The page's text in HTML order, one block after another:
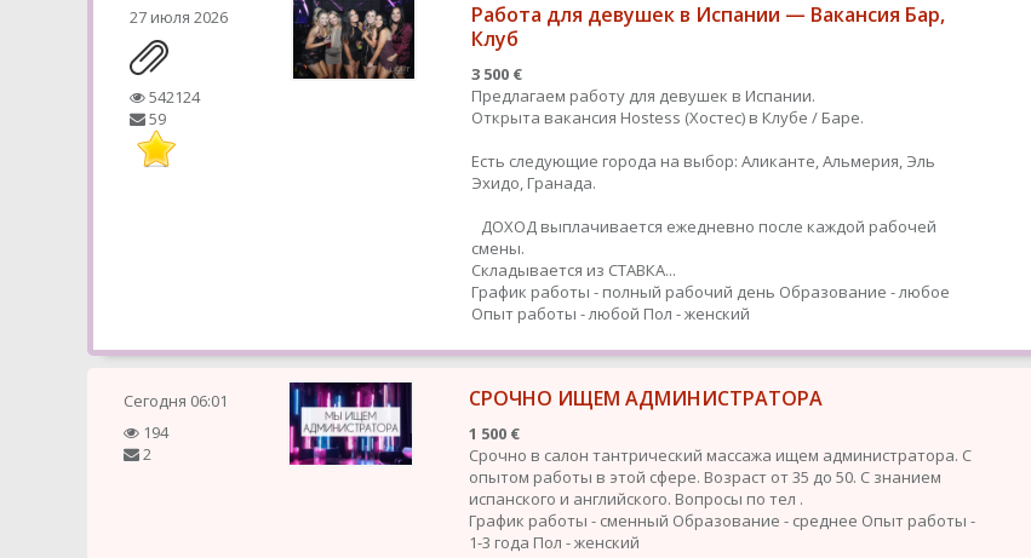
27 июля 2026
542124
59
Работа для девушек в Испании — Вакансия Бар,
Клуб
3 500 €
Предлагаем работу для девушек в Испании.
Открыта вакансия Hostess (Хостес) в Клубе / Баре.
Есть следующие города на выбор: Аликанте, Альмерия, Эль
Эхидо, Гранада.
ДОХОД выплачивается ежедневно после каждой рабочей
смены.
Складывается из СТАВКА...
График работы - полный рабочий день Образование - любое
Опыт работы - любой Пол - женский
Сегодня 06:01
194
2
СРОЧНО ИЩЕМ АДМИНИСТРАТОРА
1 500 €
Срочно в салон тантрический массажа ищем администратора. С
опытом работы в этой сфере. Возраст от 35 до 50. С знанием
испанского и английского. Вопросы по тел .
График работы - сменный Образование - среднее Опыт работы -
1-3 года Пол - женский